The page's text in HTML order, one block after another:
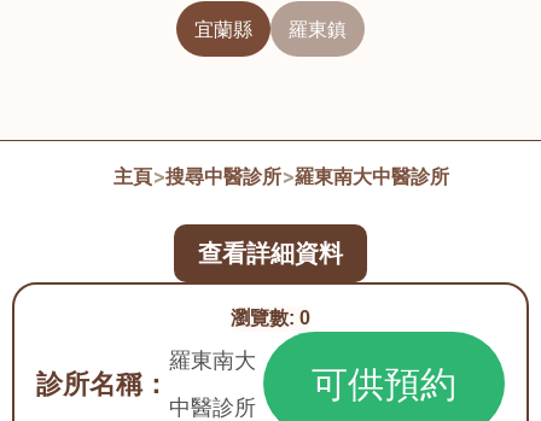
宜蘭縣 羅東鎮
主頁>搜尋中醫診所>羅東南大中醫診所
瀏覽數: 0
診所名稱：
羅東南大
中醫診所
可供預約
查看詳細資料